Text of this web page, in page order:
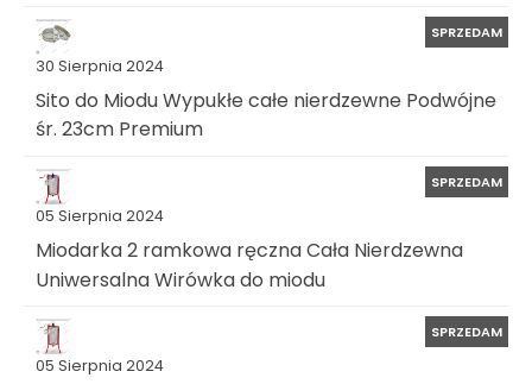
30 Sierpnia 2024
SPRZEDAM
Sito do Miodu Wypukłe całe nierdzewne Podwójne
śr. 23cm Premium
05 Sierpnia 2024
SPRZEDAM
Miodarka 2 ramkowa ręczna Cała Nierdzewna
Uniwersalna Wirówka do miodu
05 Sierpnia 2024
SPRZEDAM